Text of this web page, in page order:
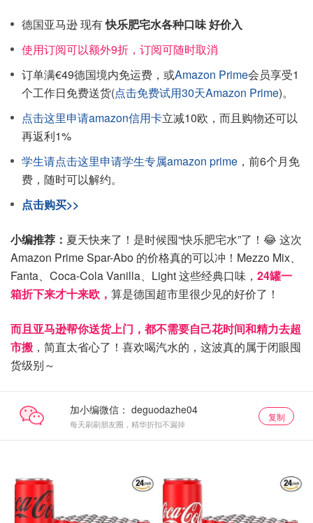
德国亚马逊 现有快乐肥宅水各种口味 好价入
使用订阅可以额外9折，订阅可随时取消
订单满€49德国境内免运费，或Amazon Prime会员享受1
个工作日免费送货(点击免费试用30天Amazon Prime)。
点击这里申请amazon信用卡立减10欧，而且购物还可以
再返利1%
学生请点击这里申请学生专属amazon prime ，前6个月免
费，随时可以解约。
点击购买>>
小编推荐： 夏天快来了！是时候囤“快乐肥宅水”了！😂 这次
Amazon Prime Spar-Abo 的价格真的可以冲！Mezzo Mix、
Fanta、Coca-Cola Vanilla、Light 这些经典口味， 24罐一
箱折下来才十来欧， 算是德国超市里很少见的好价了！
而且亚马逊帮你送货上门，都不需要自己花时间和精力去超
市搬 ，简直太省心了！喜欢喝汽水的，这波真的属于闭眼囤
货级别～
加小编微信：
每天刷刷朋友圈，精华折扣不漏掉
复制